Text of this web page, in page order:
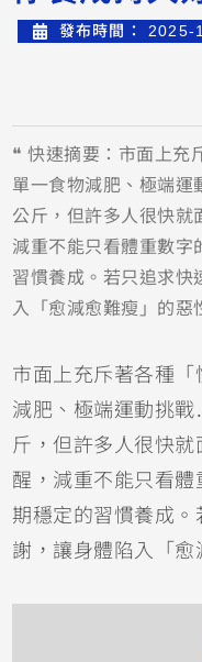
發布時間： 2025-
❝ 快速摘要：市面上充
單一食物減肥、極端
公斤，但許多人很快就
減重不能只看體重數字
習慣養成。若只追求快
入「愈減愈難瘦」的惡
市面上充斥著各種
減肥、極端運動挑
斤，但許多人很快
醒，減重不能只看
期穩定的習慣養成
謝，讓身體陷入「愈